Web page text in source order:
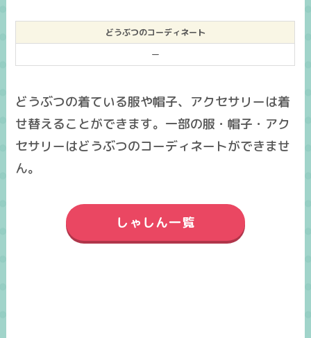
どうぶつのコーディネート
ー
どうぶつの着ている服や帽子、アクセサリーは着
せ替えることができます。一部の服・帽子・アク
セサリーはどうぶつのコーディネートができませ
ん。
しゃしん一覧